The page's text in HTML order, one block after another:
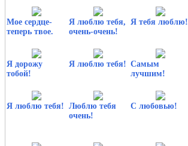
Мое сердце-
теперь твое.
Я люблю тебя,
очень-очень!
Я тебя люблю!
Я дорожу
тобой!
Я люблю тебя! Самым
лучшим!
Я люблю тебя! Люблю тебя
очень!
С любовью!